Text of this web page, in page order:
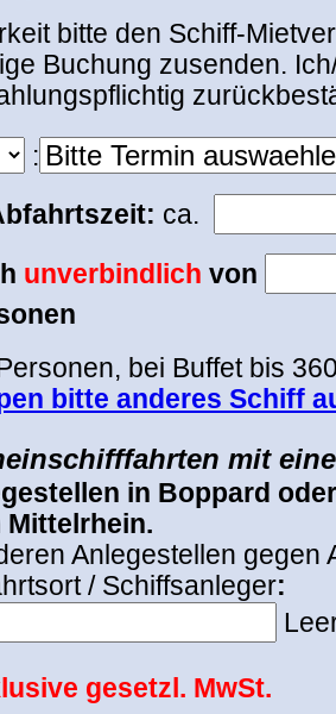
bitte den Schiff-
Buchung zusenden.
:
ca.
unverbindlich von
bei Buffet bis
bitte anderes Schiff
mit
in Boppard
Mittelrhein.
Anlegestellen gegen
/ Schiffsanleger:
gesetzl. MwSt.